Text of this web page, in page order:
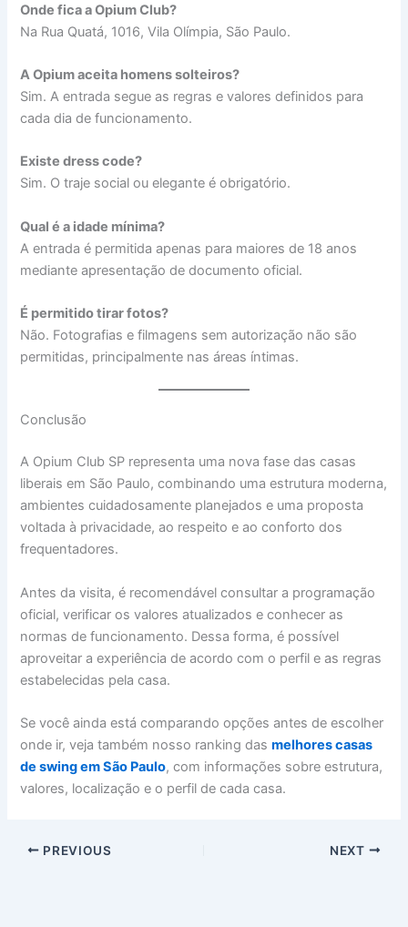
Onde fica a Opium Club?
Na Rua Quatá, 1016, Vila Olímpia, São Paulo.
A Opium aceita homens solteiros?
Sim. A entrada segue as regras e valores definidos para
cada dia de funcionamento.
Existe dress code?
Sim. O traje social ou elegante é obrigatório.
Qual é a idade mínima?
A entrada é permitida apenas para maiores de 18 anos
mediante apresentação de documento oficial.
É permitido tirar fotos?
Não. Fotografias e filmagens sem autorização não são
permitidas, principalmente nas áreas íntimas.
Conclusão
A Opium Club SP representa uma nova fase das casas
liberais em São Paulo, combinando uma estrutura moderna,
ambientes cuidadosamente planejados e uma proposta
voltada à privacidade, ao respeito e ao conforto dos
frequentadores.
Antes da visita, é recomendável consultar a programação
oficial, verificar os valores atualizados e conhecer as
normas de funcionamento. Dessa forma, é possível
aproveitar a experiência de acordo com o perfil e as regras
estabelecidas pela casa.
Se você ainda está comparando opções antes de escolher
onde ir, veja também nosso ranking dasmelhores casas
de swing em São Paulo, com informações sobre estrutura,
valores, localização e o perfil de cada casa.
PREVIOUS NEXT